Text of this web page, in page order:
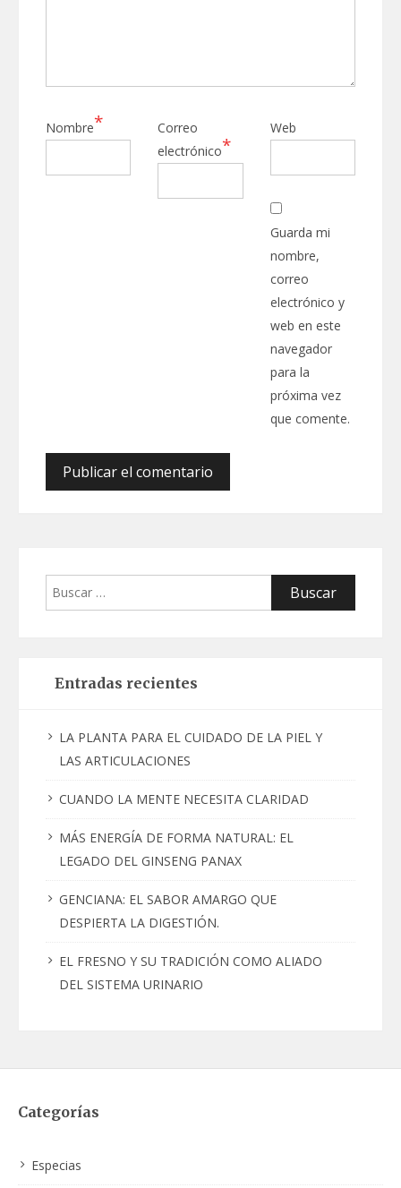
Nombre*
Correo
electrónico*
Web
Guarda mi
nombre,
correo
electrónico y
web en este
navegador
para la
próxima vez
que comente.
Buscar:
Entradas recientes
LA PLANTA PARA EL CUIDADO DE LA PIEL Y
LAS ARTICULACIONES
CUANDO LA MENTE NECESITA CLARIDAD
MÁS ENERGÍA DE FORMA NATURAL: EL
LEGADO DEL GINSENG PANAX
GENCIANA: EL SABOR AMARGO QUE
DESPIERTA LA DIGESTIÓN.
EL FRESNO Y SU TRADICIÓN COMO ALIADO
DEL SISTEMA URINARIO
Categorías
Especias